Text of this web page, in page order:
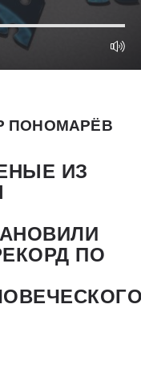
ПОНОМАРЁВ
ИЗ
ПО